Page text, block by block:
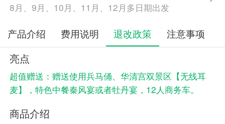
8月、9月、10月、11月、12月多日期出发
产品介绍 费用说明 退改政策 注意事项
亮点
超值赠送：赠送使用兵马俑、华清宫双景区【无线耳
麦】，特色中餐秦风宴或者牡丹宴，12人商务车。
商品介绍